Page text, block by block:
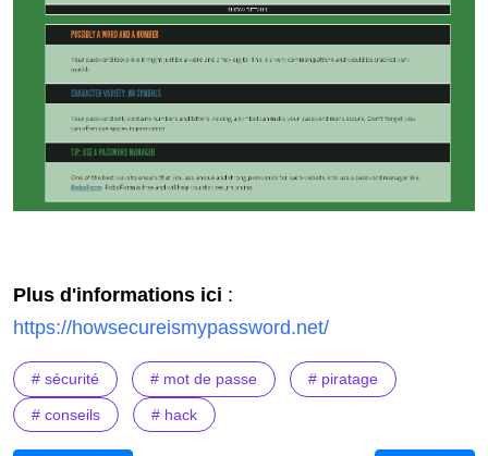
Plus d'informations ici :
https://howsecureismypassword.net/
# sécurité # mot de passe # piratage
# conseils # hack